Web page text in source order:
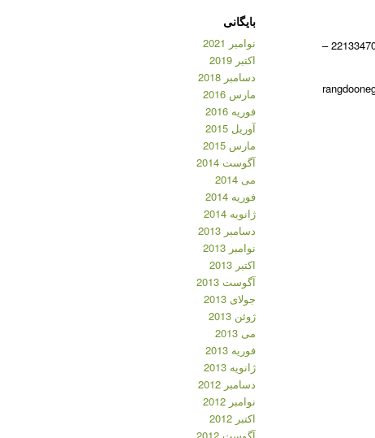
شماره تماس: 09383984116 – 22133470 –
بایگانی
نوامبر 2021
اکتبر 2019
دسامبر 2018
مارس 2016
فوریه 2016
آوریل 2015
مارس 2015
آگوست 2014
می 2014
فوریه 2014
ژانویه 2014
دسامبر 2013
نوامبر 2013
اکتبر 2013
آگوست 2013
جولای 2013
ژوئن 2013
می 2013
فوریه 2013
ژانویه 2013
دسامبر 2012
نوامبر 2012
اکتبر 2012